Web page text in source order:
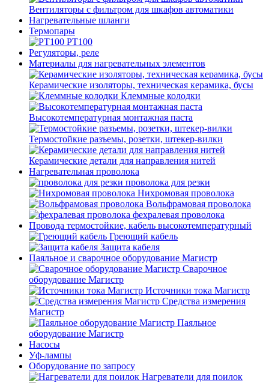
Вентиляторы с фильтром для шкафов автоматики
Нагревательные шланги
Термопары
PT100
Регуляторы, реле
Материалы для нагревательных элементов
Керамические изоляторы, техническая керамика, бусы
Клеммные колодки
Высокотемпературная монтажная паста
Термостойкие разъемы, розетки, штекер-вилки
Керамические детали для направления нитей
Нагревательная проволока
проволока для резки
Нихромовая проволока
Вольфрамовая проволока
фехралевая проволока
Провода термостойкие, кабель высокотемпературный
Греющий кабель
Защита кабеля
Паяльное и сварочное оборудование Магистр
Сварочное
оборудование Магистр
Источники тока Магистр
Средства измерения
Магистр
Паяльное
оборудование Магистр
Насосы
Уф-лампы
Оборудование по запросу
Нагреватели для поилок